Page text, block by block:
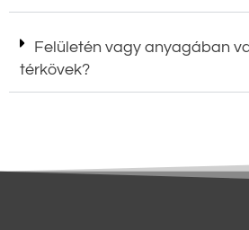
Felületén vagy anyagában
térkövek?